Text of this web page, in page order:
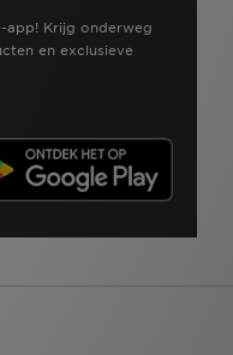
app! Krijg onderweg
en exclusieve